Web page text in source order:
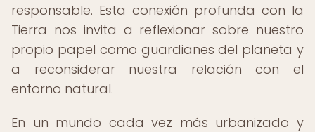
responsable. Esta conexión profunda con la
Tierra nos invita a reflexionar sobre nuestro
propio papel como guardianes del planeta y
a reconsiderar nuestra relación con el
entorno natural.
En un mundo cada vez más urbanizado y